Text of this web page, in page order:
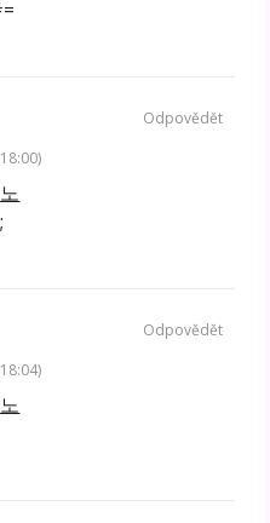
Odpovědět
Odpovědět